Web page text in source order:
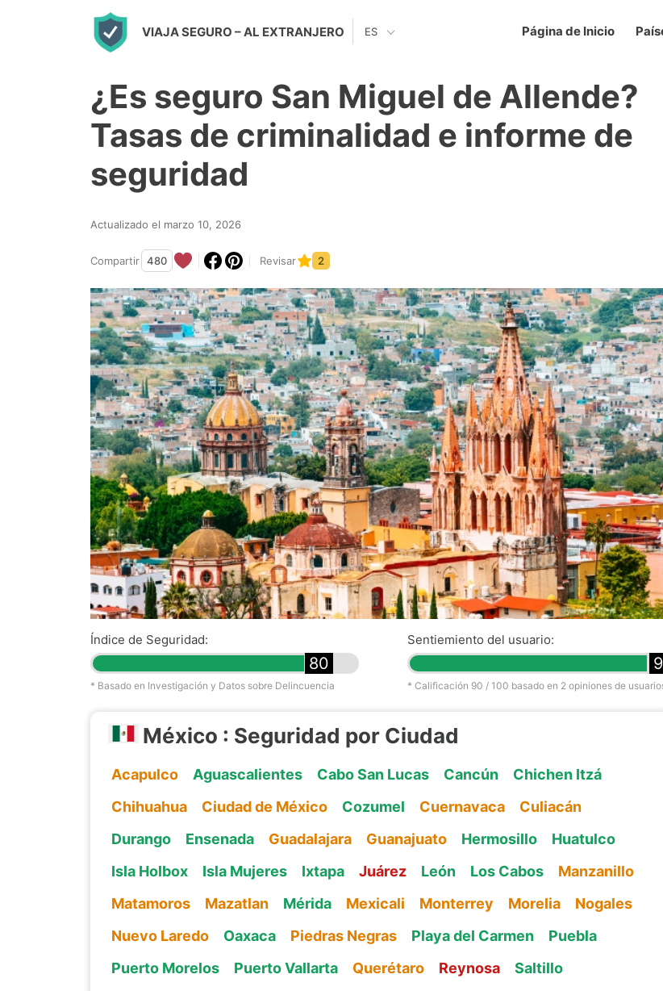
VIAJA SEGURO – AL EXTRANJERO Página de Inicio
ES
¿Es seguro San Miguel de Allende?
Tasas de criminalidad e informe de
seguridad
Actualizado el marzo 10, 2026
Compartir 480 Revisar 2
Índice de Seguridad:
80
* Basado en Investigación y Datos sobre Delincuencia
Sentiemiento del usuario:
* Calificación 90 / 100 basado en 2 opiniones de
México : Seguridad por Ciudad
Acapulco Aguascalientes Cabo San Lucas Cancún
Chichen Itzá
Chihuahua
Ciudad de México Cozumel Cuernavaca
Culiacán
Durango
Ensenada Guadalajara Guanajuato Hermosillo
Huatulco
Isla Holbox
Isla Mujeres Ixtapa Juárez León Los Cabos
Manzanillo
Matamoros
Mazatlan Mérida Mexicali Monterrey Morelia
Nogales
Nuevo Laredo
Oaxaca Piedras Negras Playa del Carmen
Puebla
Puerto Morelos
Puerto Vallarta Querétaro Reynosa
Saltillo